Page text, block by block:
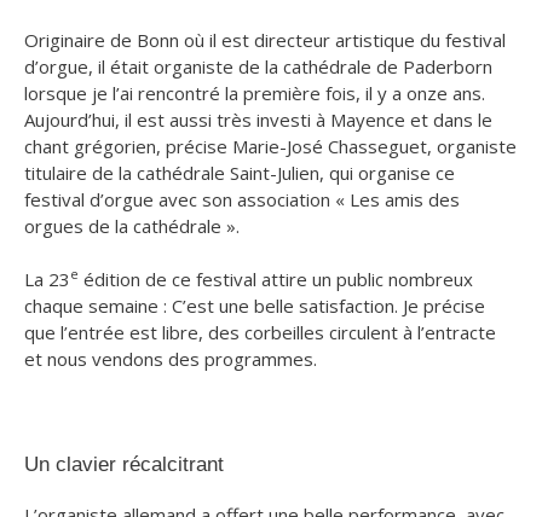
Originaire de Bonn où il est directeur artistique du festival
d’orgue, il était organiste de la cathédrale de Paderborn
lorsque je l’ai rencontré la première fois, il y a onze ans.
Aujourd’hui, il est aussi très investi à Mayence et dans le
chant grégorien​, précise Marie-José Chasseguet, organiste
titulaire de la cathédrale Saint-Julien, qui organise ce
festival d’orgue avec son association « Les amis des
orgues de la cathédrale ».
La 23 e édition de ce festival attire un public nombreux
chaque semaine : C’est une belle satisfaction. Je précise
que l’entrée est libre, des corbeilles circulent à l’entracte
et nous vendons des programmes​.
Un clavier récalcitrant